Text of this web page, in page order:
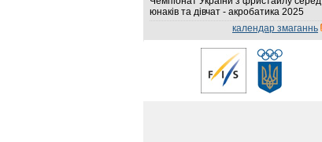
юнаків та дівчат - акробатика 2025
календар змаганнь